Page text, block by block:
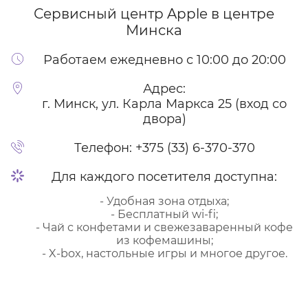
Сервисный центр Apple в центре
Минска
Работаем ежедневно с 10:00 до 20:00
Адрес:
г. Минск, ул. Карла Маркса 25 (вход со
двора)
Телефон: +375 (33) 6-370-370
Для каждого посетителя доступна:
- Удобная зона отдыха;
- Бесплатный wi-fi;
- Чай с конфетами и свежезаваренный кофе
из кофемашины;
- X-box, настольные игры и многое другое.